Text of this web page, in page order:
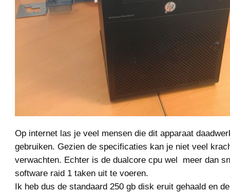
Op internet las je veel mensen die dit apparaat
gebruiken. Gezien de specificaties kan je niet veel
verwachten. Echter is de dualcore cpu wel meer dan
software raid 1 taken uit te voeren.
Ik heb dus de standaard 250 gb disk eruit gehaald en